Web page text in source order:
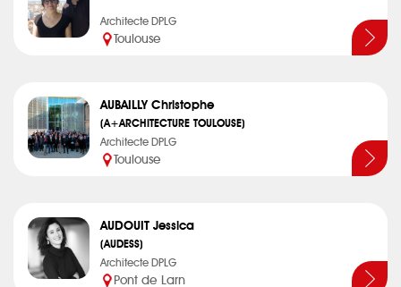
Architecte DPLG
Toulouse
AUBAILLY Christophe
(A+ARCHITECTURE TOULOUSE)
Architecte DPLG
Toulouse
AUDOUIT Jessica
(AUDESS)
Architecte DPLG
Pont de Larn